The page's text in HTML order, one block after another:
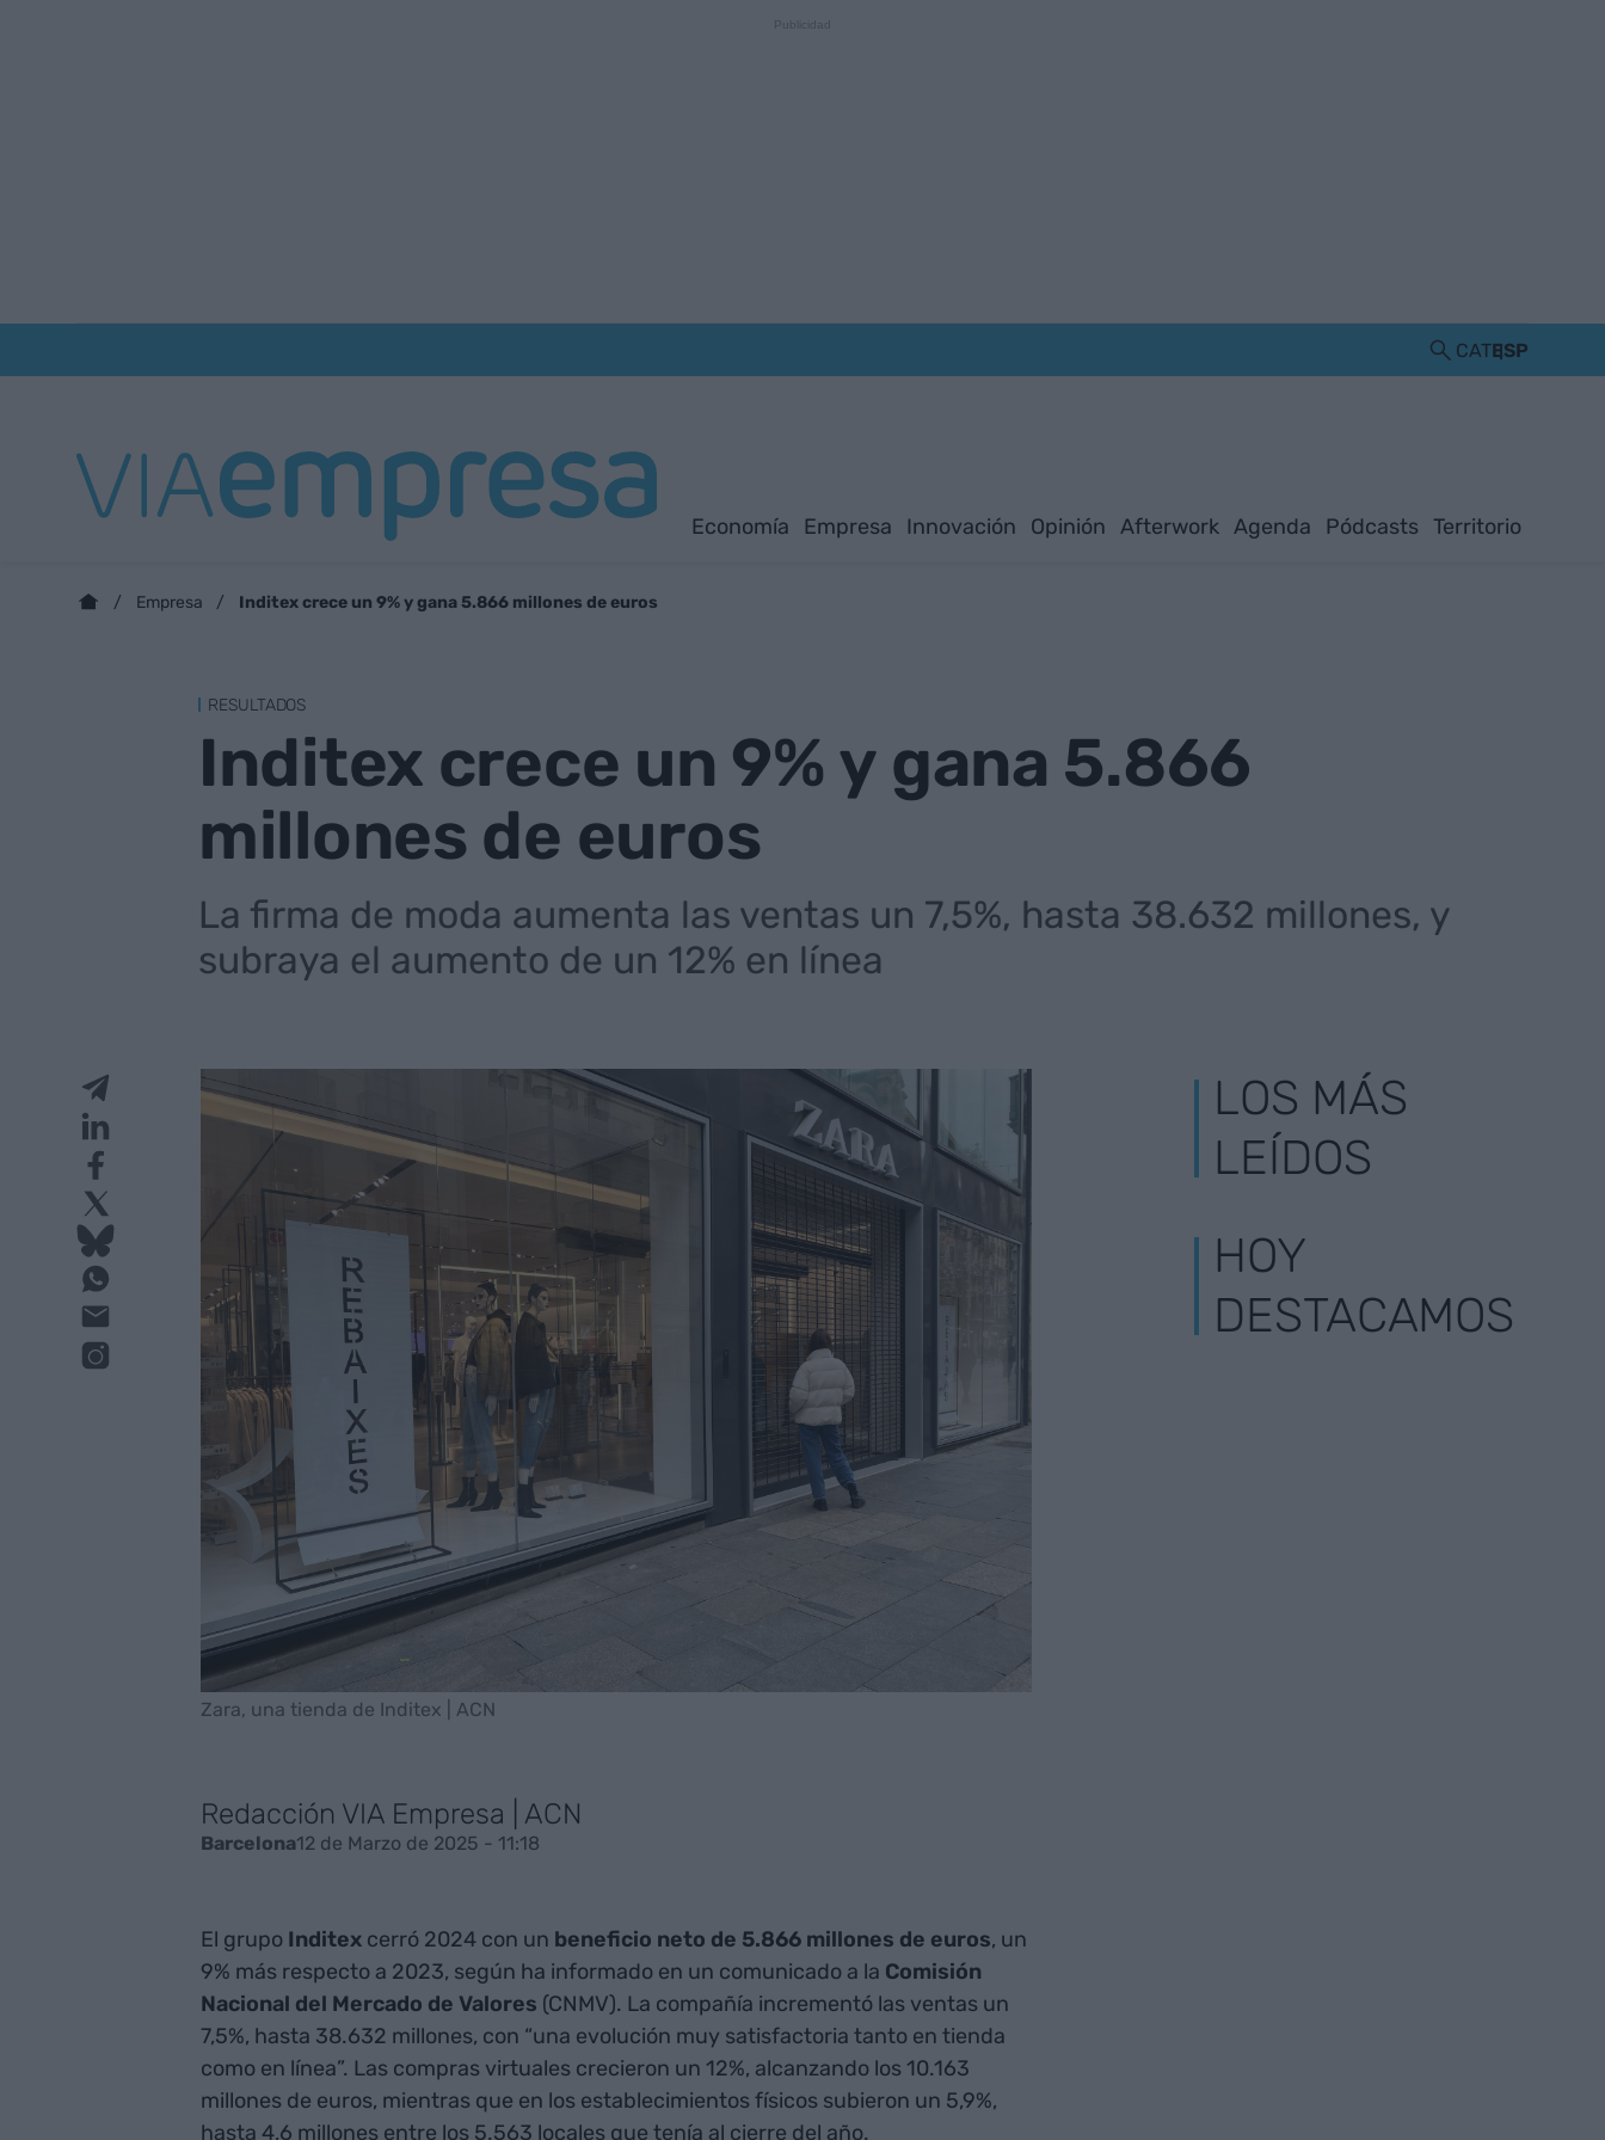
CATESP
Economía Empresa Innovación Opinión Afterwork Agenda Pódcasts Territorio
Empresa Inditex crece un 9% y gana 5.866 millones de euros
RESULTADOS
Inditex crece un 9% y gana 5.866
millones de euros
La firma de moda aumenta las ventas un 7,5%, hasta 38.632 millones, y
subraya el aumento de un 12% en línea
Zara, una tienda de Inditex | ACN
Redacción VIA Empresa | ACN
Barcelona12 de Marzo de 2025 - 11:18
El grupo Inditex cerró 2024 con un beneficio neto de 5.866 millones de euros, un
9% más respecto a 2023, según ha informado en un comunicado a la Comisión
Nacional del Mercado de Valores (CNMV). La compañía incrementó las ventas un
7,5%, hasta 38.632 millones, con “una evolución muy satisfactoria tanto en tienda
como en línea”. Las compras virtuales crecieron un 12%, alcanzando los 10.163
millones de euros, mientras que en los establecimientos físicos subieron un 5,9%,
hasta 4,6 millones entre los 5.563 locales que tenía al cierre del año.
LOS MÁS
LEÍDOS
HOY
DESTACAMOS